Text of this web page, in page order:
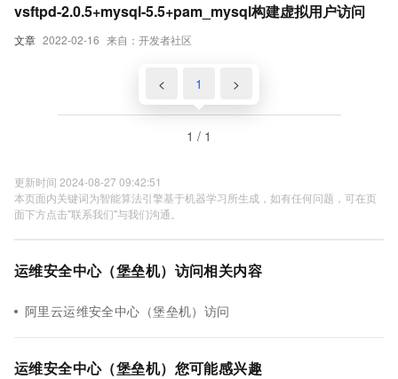
文章 2022-02-16 来自：开发者社区
vsftpd-2.0.5+mysql-5.5+pam_mysql构建虚拟用户访问
< 1 >
1 / 1
更新时间 2024-08-27 09:42:51
本页面内关键词为智能算法引擎基于机器学习所生成，如有任何问题，可在页
面下方点击"联系我们"与我们沟通。
运维安全中心（堡垒机）访问相关内容
阿里云运维安全中心（堡垒机）访问
运维安全中心（堡垒机）您可能感兴趣